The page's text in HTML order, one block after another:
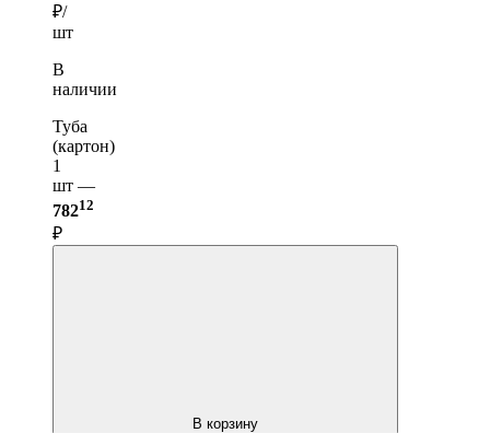
₽/
шт
В
наличии
Туба
(картон)
1
шт —
78212
₽
В корзину